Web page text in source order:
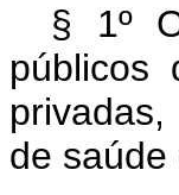
§ 1º
públicos
de saúde